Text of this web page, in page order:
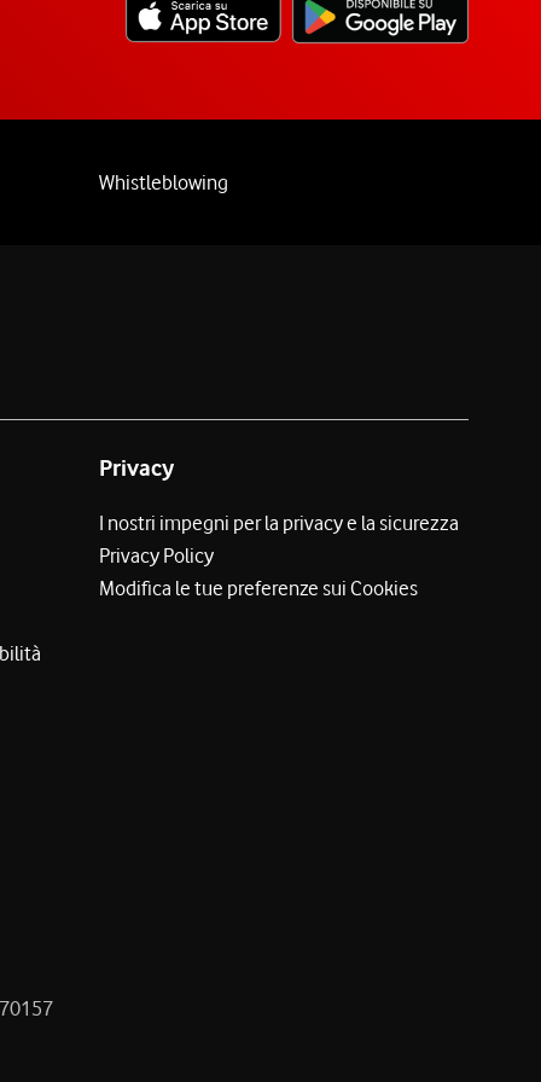
Whistleblowing
Privacy
I nostri impegni per la privacy e la sicurezza
Privacy Policy
Modifica le tue preferenze sui Cookies